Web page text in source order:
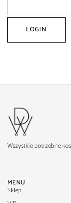
Wszystkie potrzebne
MENU
Sklep